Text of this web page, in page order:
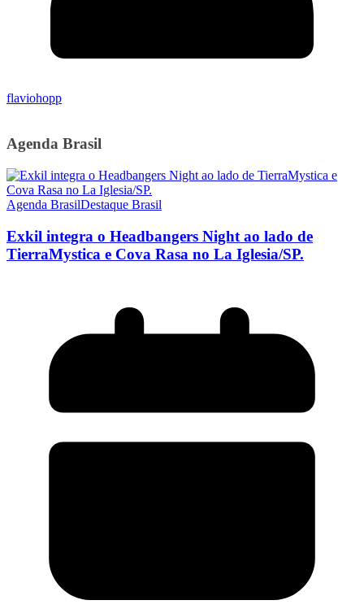
flaviohopp
Agenda Brasil
Agenda BrasilDestaque Brasil
Exkil integra o Headbangers Night ao lado de
TierraMystica e Cova Rasa no La Iglesia/SP.